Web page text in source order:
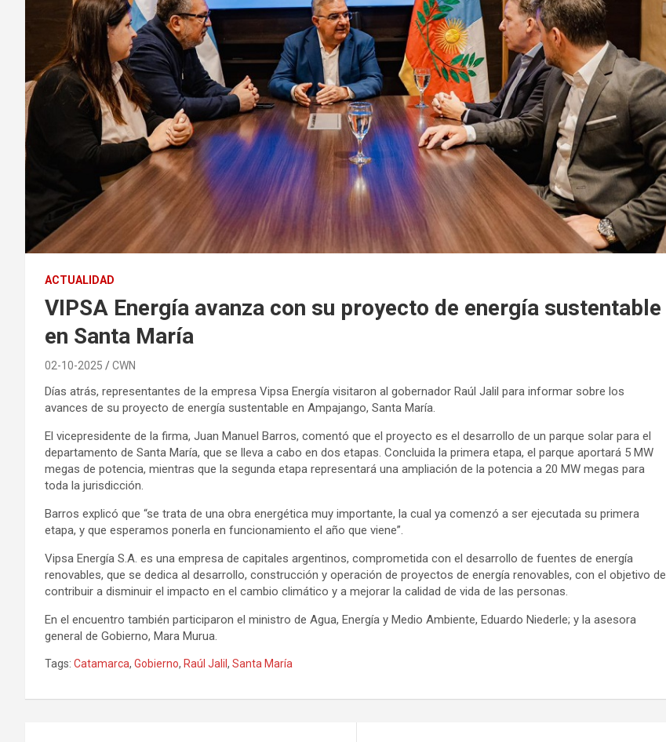
ACTUALIDAD
VIPSA Energía avanza con su proyecto de energía sustentable
en Santa María
02-10-2025 CWN
Días atrás, representantes de la empresa Vipsa Energía visitaron al gobernador Raúl Jalil para informar sobre los
avances de su proyecto de energía sustentable en Ampajango, Santa María.
El vicepresidente de la firma, Juan Manuel Barros, comentó que el proyecto es el desarrollo de un parque solar para el
departamento de Santa María, que se lleva a cabo en dos etapas. Concluida la primera etapa, el parque aportará 5 MW
megas de potencia, mientras que la segunda etapa representará una ampliación de la potencia a 20 MW megas para
toda la jurisdicción.
Barros explicó que “se trata de una obra energética muy importante, la cual ya comenzó a ser ejecutada su primera
etapa, y que esperamos ponerla en funcionamiento el año que viene”.
Vipsa Energía S.A. es una empresa de capitales argentinos, comprometida con el desarrollo de fuentes de energía
renovables, que se dedica al desarrollo, construcción y operación de proyectos de energía renovables, con el objetivo de
contribuir a disminuir el impacto en el cambio climático y a mejorar la calidad de vida de las personas.
En el encuentro también participaron el ministro de Agua, Energía y Medio Ambiente, Eduardo Niederle; y la asesora
general de Gobierno, Mara Murua.
Tags: Catamarca, Gobierno, Raúl Jalil , Santa María